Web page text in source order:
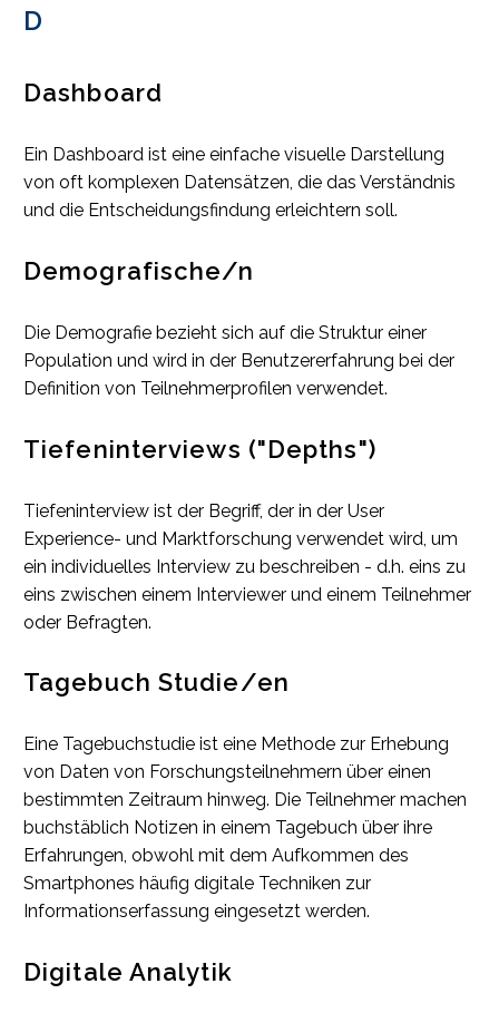
D
Dashboard
Ein Dashboard ist eine einfache visuelle Darstellung
von oft komplexen Datensätzen, die das Verständnis
und die Entscheidungsfindung erleichtern soll.
Demografische/n
Die Demografie bezieht sich auf die Struktur einer
Population und wird in der Benutzererfahrung bei der
Definition von Teilnehmerprofilen verwendet.
Tiefeninterviews ("Depths")
Tiefeninterview ist der Begriff, der in der User
Experience- und Marktforschung verwendet wird, um
ein individuelles Interview zu beschreiben - d.h. eins zu
eins zwischen einem Interviewer und einem Teilnehmer
oder Befragten.
Tagebuch Studie/en
Eine Tagebuchstudie ist eine Methode zur Erhebung
von Daten von Forschungsteilnehmern über einen
bestimmten Zeitraum hinweg. Die Teilnehmer machen
buchstäblich Notizen in einem Tagebuch über ihre
Erfahrungen, obwohl mit dem Aufkommen des
Smartphones häufig digitale Techniken zur
Informationserfassung eingesetzt werden.
Digitale Analytik